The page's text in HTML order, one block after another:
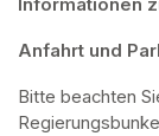
Informationen
Anfahrt und
Bitte beachten